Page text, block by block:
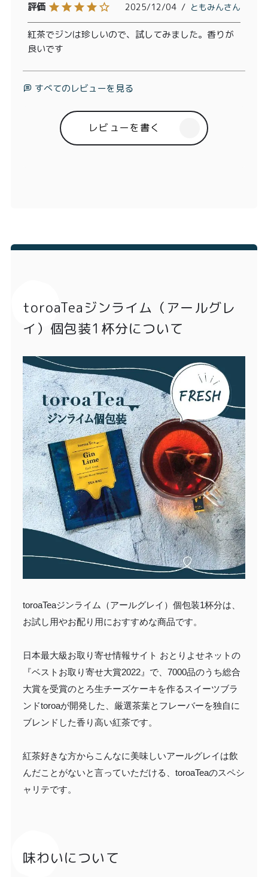
ともみん
2025/12/04
紅茶でジンは珍しいので、試してみました。香りが
良いです
すべてのレビューを見る
レビューを書く
toroaTeaジンライム（アールグレ
イ）個包装1杯分について
toroaTeaジンライム（アールグレイ）個包装1杯分は、
お試し用やお配り用におすすめな商品です。
日本最大級お取り寄せ情報サイト おとりよせネットの
『ベストお取り寄せ大賞2022』で、7000品のうち総合
大賞を受賞のとろ生チーズケーキを作るスイーツブラ
ンドtoroaが開発した、厳選茶葉とフレーバーを独自に
ブレンドした香り高い紅茶です。
紅茶好きな方からこんなに美味しいアールグレイは飲
んだことがないと言っていただける、toroaTeaのスペシ
ャリテです。
味わいについて